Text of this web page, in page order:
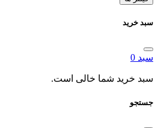
شما خالی است.